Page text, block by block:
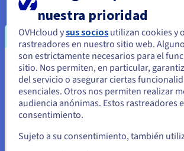
tiempo récord con una solución
colaborativa y accesible a todos los
Descubrir Data Platform
Computación cuántica
Explore la informática cuántica con una
unificada: simula, prueba y ejecuta tus
emuladores y QPU fácilmente.
Parece que está ubicado
Unidos
Si quiere hacer un pedido desde Estados
el sitio web adecuado y crear una cuenta.
nuestra prioridad
OVHcloud ysus socios utilizan cookies y
rastreadores en nuestro sitio web.
son estrictamente necesarios para el
sitio. Nos permiten, en particular,
del servicio o asegurar ciertas
esenciales. Otros nos permiten realizar
audiencia anónimas. Estos rastreadores
consentimiento.
Sujeto a su consentimiento, también